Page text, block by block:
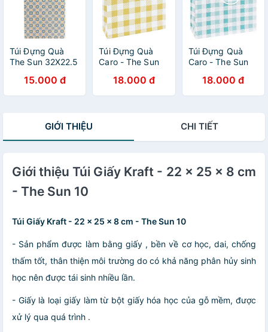
Túi Đựng Quà
The Sun 32X22.5
15.000 đ
Túi Đựng Quà
Caro - The Sun
18.000 đ
Túi Đựng Quà
Caro - The Sun
18.000 đ
GIỚI THIỆU CHI TIẾT
Giới thiệu Túi Giấy Kraft - 22 x 25 x 8 cm
- The Sun 10
Túi Giấy Kraft - 22 x 25 x 8 cm - The Sun 10
- Sản phẩm được làm bằng giấy , bền về cơ học, dai, chống
thấm tốt, thân thiện môi trường do có khả năng phân hủy sinh
học nên được tái sinh nhiều lần.
- Giấy là loại giấy làm từ bột giấy hóa học của gỗ mềm, được
xử lý qua quá trình .